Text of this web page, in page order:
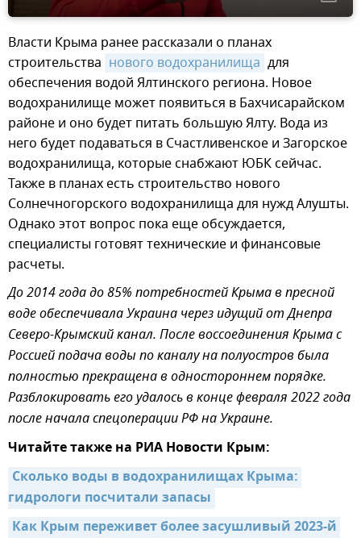
Власти Крыма ранее рассказали о планах
строительства нового водохранилища для
обеспечения водой Ялтинского региона. Новое
водохранилище может появиться в Бахчисарайском
районе и оно будет питать большую Ялту. Вода из
него будет подаваться в Счастливенское и Загорское
водохранилища, которые снабжают ЮБК сейчас.
Также в планах есть строительство нового
Солнечногорского водохранилища для нужд Алушты.
Однако этот вопрос пока еще обсуждается,
специалисты готовят технические и финансовые
расчеты.
До 2014 года до 85% потребностей Крыма в пресной
воде обеспечивала Украина через идущий от Днепра
Северо-Крымский канал. После воссоединения Крыма с
Россией подача воды по каналу на полуостров была
полностью прекращена в одностороннем порядке.
Разблокировать его удалось в конце февраля 2022 года
после начала спецоперации РФ на Украине.
Читайте также на РИА Новости Крым:
Сколько воды в водохранилищах Крыма:
гидрологи посчитали запасы
Как Крым переживет более засушливый 2023-й